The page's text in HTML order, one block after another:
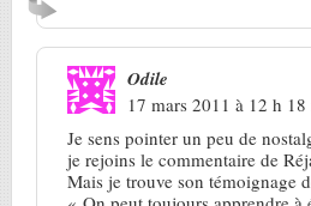
Odile
17 mars 2011 à 12 h
Je sens pointer un peu de
je rejoins le commentaire de
Mais je trouve son témoignage